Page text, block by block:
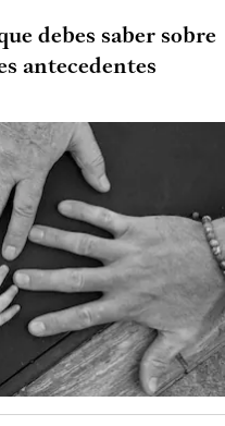
debes saber sobre
antecedentes